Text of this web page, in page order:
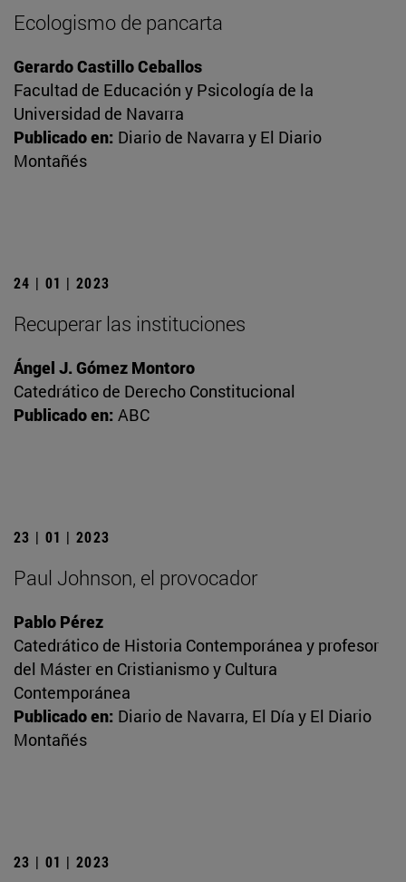
Ecologismo de pancarta
Gerardo Castillo Ceballos
Facultad de Educación y Psicología de la
Universidad de Navarra
Publicado en: Diario de Navarra y El Diario
Montañés
24 | 01 | 2023
Recuperar las instituciones
Ángel J. Gómez Montoro
Catedrático de Derecho Constitucional
Publicado en: ABC
23 | 01 | 2023
Paul Johnson, el provocador
Pablo Pérez
Catedrático de Historia Contemporánea y profesor
del Máster en Cristianismo y Cultura
Contemporánea
Publicado en: Diario de Navarra, El Día y El Diario
Montañés
23 | 01 | 2023